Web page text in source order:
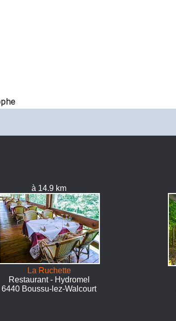
à 14.9 km
La Ruchette
Restaurant - Hydromel
6440 Boussu-lez-Walcourt